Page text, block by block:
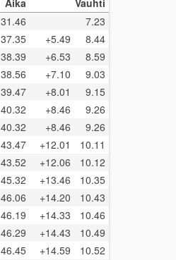
Aika
Vauhti
31.46
7.23
37.35 +5.49
8.44
38.39 +6.53
8.59
38.56 +7.10
9.03
39.47 +8.01
9.15
40.32 +8.46
9.26
40.32 +8.46
9.26
43.47 +12.01
10.11
43.52 +12.06
10.12
45.32 +13.46
10.35
46.06 +14.20
10.43
46.19 +14.33
10.46
46.29 +14.43
10.49
46.45 +14.59
10.52